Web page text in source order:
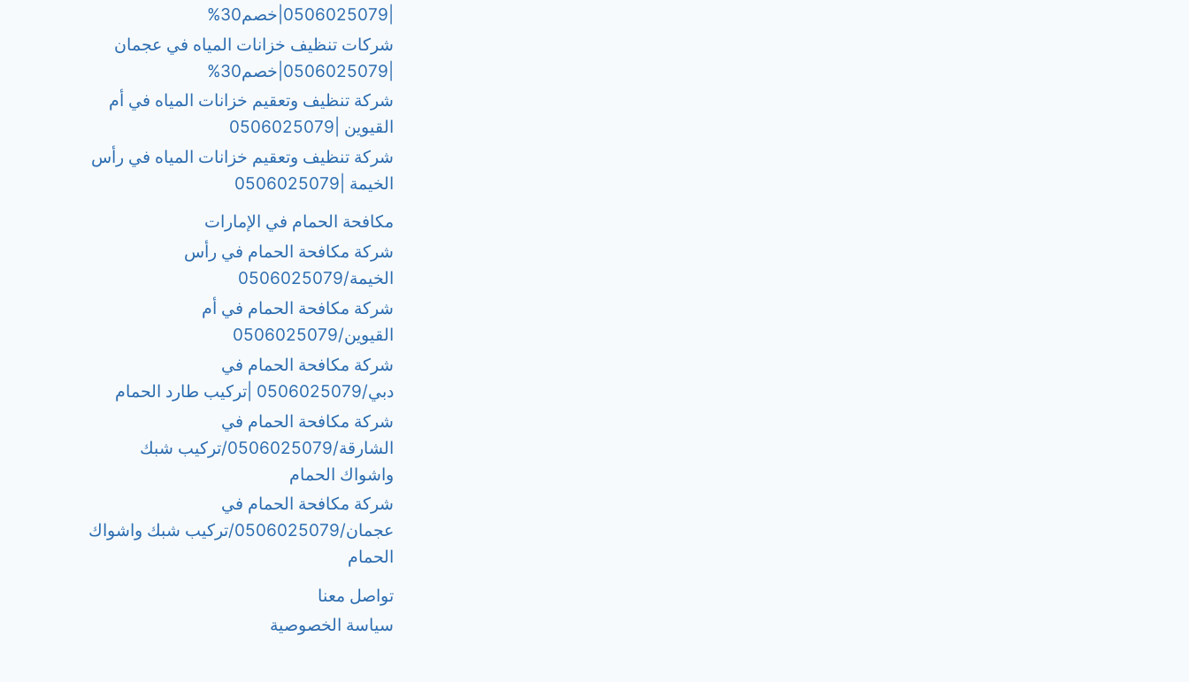
شركات تنظيف خزانات المياه في عجمان
شركة تنظيف وتعقيم خزانات المياه في أم
القيوين |0506025079
شركة تنظيف وتعقيم خزانات المياه في رأس
الخيمة |0506025079
مكافحة الحمام في الإمارات
شركة مكافحة الحمام في رأس
الخيمة/0506025079
شركة مكافحة الحمام في أم
القيوين/0506025079
شركة مكافحة الحمام في
دبي/0506025079 |تركيب طارد الحمام
شركة مكافحة الحمام في
الشارقة/0506025079/تركيب شبك
واشواك الحمام
شركة مكافحة الحمام في
عجمان/0506025079/تركيب شبك واشواك
الحمام
تواصل معنا
سياسة الخصوصية